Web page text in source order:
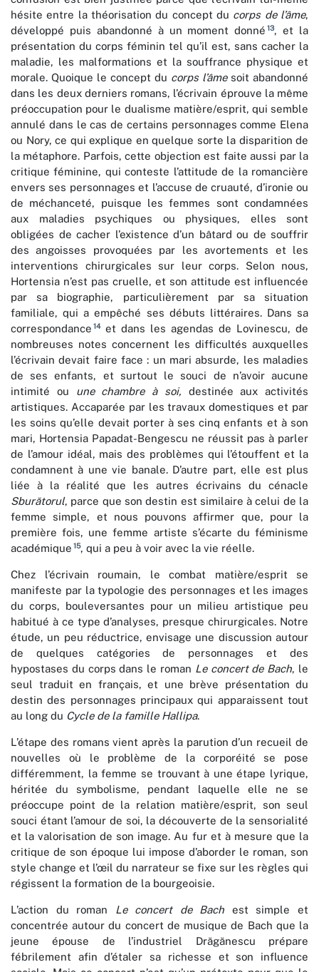
hésite entre la théorisation du concept du corps de l’âme,
développé puis abandonné à un moment donné 13, et la
présentation du corps féminin tel qu’il est, sans cacher la
maladie, les malformations et la souffrance physique et
morale. Quoique le concept du corps l’âmesoit abandonné
dans les deux derniers romans, l’écrivain éprouve la même
préoccupation pour le dualisme matière/esprit, qui semble
annulé dans le cas de certains personnages comme Elena
ou Nory, ce qui explique en quelque sorte la disparition de
la métaphore. Parfois, cette objection est faite aussi par la
critique féminine, qui conteste l’attitude de la romancière
envers ses personnages et l’accuse de cruauté, d’ironie ou
de méchanceté, puisque les femmes sont condamnées
aux maladies psychiques ou physiques, elles sont
obligées de cacher l’existence d’un bâtard ou de souffrir
des angoisses provoquées par les avortements et les
interventions chirurgicales sur leur corps. Selon nous,
Hortensia n’est pas cruelle, et son attitude est influencée
par sa biographie, particulièrement par sa situation
familiale, qui a empêché ses débuts littéraires. Dans sa
correspondance 14et dans les agendas de Lovinescu, de
nombreuses notes concernent les difficultés auxquelles
l’écrivain devait faire face : un mari absurde, les maladies
de ses enfants, et surtout le souci de n’avoir aucune
intimité ou une chambre à soi, destinée aux activités
artistiques. Accaparée par les travaux domestiques et par
les soins qu’elle devait porter à ses cinq enfants et à son
mari, Hortensia Papadat-Bengescu ne réussit pas à parler
de l’amour idéal, mais des problèmes qui l’étouffent et la
condamnent à une vie banale. D’autre part, elle est plus
liée à la réalité que les autres écrivains du cénacle
Sburătorul, parce que son destin est similaire à celui de la
femme simple, et nous pouvons affirmer que, pour la
première fois, une femme artiste s’écarte du féminisme
académique 15, qui a peu à voir avec la vie réelle.
Chez l’écrivain roumain, le combat matière/esprit se
manifeste par la typologie des personnages et les images
du corps, bouleversantes pour un milieu artistique peu
habitué à ce type d’analyses, presque chirurgicales. Notre
étude, un peu réductrice, envisage une discussion autour
de quelques catégories de personnages et des
hypostases du corps dans le roman Le concert de Bach, le
seul traduit en français, et une brève présentation du
destin des personnages principaux qui apparaissent tout
au long du Cycle de la famille Hallipa.
L’étape des romans vient après la parution d’un recueil de
nouvelles où le problème de la corporéité se pose
différemment, la femme se trouvant à une étape lyrique,
héritée du symbolisme, pendant laquelle elle ne se
préoccupe point de la relation matière/esprit, son seul
souci étant l’amour de soi, la découverte de la sensorialité
et la valorisation de son image. Au fur et à mesure que la
critique de son époque lui impose d’aborder le roman, son
style change et l’œil du narrateur se fixe sur les règles qui
régissent la formation de la bourgeoisie.
L’action du roman Le concert de Bach est simple et
concentrée autour du concert de musique de Bach que la
jeune épouse de l’industriel Drăgănescu prépare
fébrilement afin d’étaler sa richesse et son influence